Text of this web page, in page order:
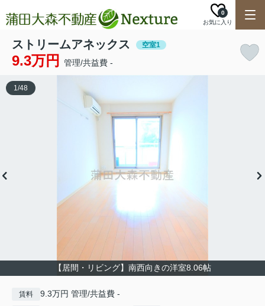
お気に入り
0
ストリームアネックス 空室1
9.3万円 管理/共益費 -
【居間・リビング】南西向きの洋室8.06帖
1/48
賃料 9.3万円 管理/共益費 -